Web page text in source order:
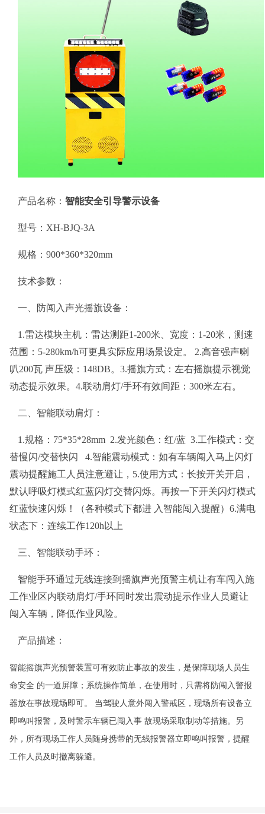
产品名称： 智能安全引导警示设备
型号：XH-BJQ-3A
规格：900*360*320mm
技术参数：
一、防闯入声光摇旗设备：
1.雷达模块主机：雷达测距1-200米、宽度：1-20米，测速
范围：5-280km/h可更具实际应用场景设定。 2.高音强声喇
叭200瓦 声压级：148DB。3.摇旗方式：左右摇旗提示视觉
动态提示效果。4.联动肩灯/手环有效间距：300米左右。
二、智能联动肩灯：
1.规格：75*35*28mm 2.发光颜色：红/蓝 3.工作模式：交
替慢闪/交替快闪 4.智能震动模式：如有车辆闯入马上闪灯
震动提醒施工人员注意避让，5.使用方式：长按开关开启，
默认呼吸灯模式红蓝闪灯交替闪烁。再按一下开关闪灯模式
红蓝快速闪烁！（各种模式下都进 入智能闯入提醒）6.满电
状态下：连续工作120h以上
三、智能联动手环：
智能手环通过无线连接到摇旗声光预警主机让有车闯入施
工作业区内联动肩灯/手环同时发出震动提示作业人员避让
闯入车辆，降低作业风险。
产品描述：
智能摇旗声光预警装置可有效防止事故的发生，是保障现场人员生
命安全 的一道屏障；系统操作简单，在使用时，只需将防闯入警报
器放在事故现场即可。 当驾驶人意外闯入警戒区，现场所有设备立
即鸣叫报警，及时警示车辆已闯入事 故现场采取制动等措施。另
外，所有现场工作人员随身携带的无线报警器立即鸣叫报警，提醒
工作人员及时撤离躲避。